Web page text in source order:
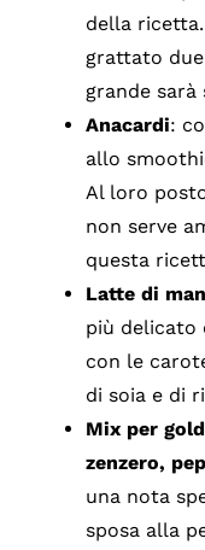
della
grattato
grande
Anacardi:
allo
Al loro
non serve
questa
Latte di
più delicato
con le
di soia e di
Mix per
zenzero,
una nota
sposa alla